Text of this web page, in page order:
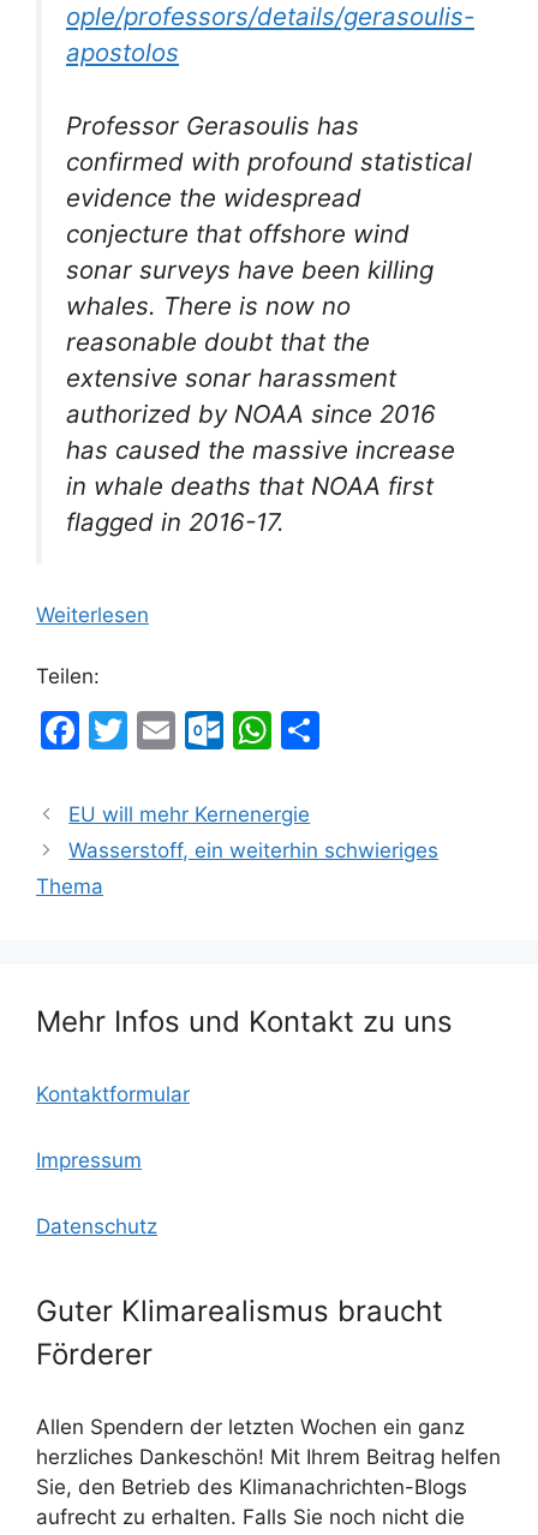
ople/professors/details/gerasoulis-
apostolos
Professor Gerasoulis has
confirmed with profound statistical
evidence the widespread
conjecture that offshore wind
sonar surveys have been killing
whales. There is now no
reasonable doubt that the
extensive sonar harassment
authorized by NOAA since 2016
has caused the massive increase
in whale deaths that NOAA first
flagged in 2016-17.
Weiterlesen
Teilen:
F
c
e
b
k
T
itt
er
E
ai
l
O
lo
o
m
W
at
s
n
EU will mehr Kernenergie
Wasserstoff, ein weiterhin schwieriges
Thema
Mehr Infos und Kontakt zu uns
Kontaktformular
Impressum
Datenschutz
Guter Klimarealismus braucht
Förderer
Allen Spendern der letzten Wochen ein ganz
herzliches Dankeschön! Mit Ihrem Beitrag helfen
Sie, den Betrieb des Klimanachrichten-Blogs
aufrecht zu erhalten. Falls Sie noch nicht die